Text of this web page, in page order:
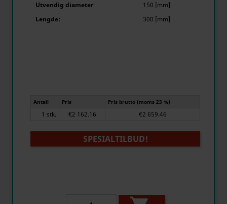
Utvendig diameter
150 [mm]
Lengde:
300 [mm]
Antall Pris Pris brutto (moms 23 %)
1 stk. €2 162.16 €2 659.46
SPESIALTILBUD!